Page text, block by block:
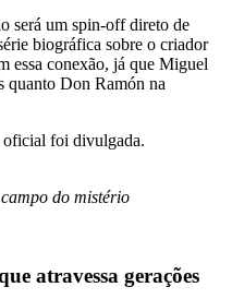
será um spin-off direto de
biográfica sobre o criador
essa conexão, já que Miguel
quanto Don Ramón na
oficial foi divulgada.
do mistério
atravessa gerações